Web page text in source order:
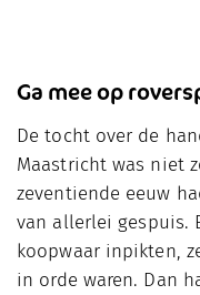
Ga mee op
De tocht over de
Maastricht was niet
zeventiende eeuw
van allerlei gespuis.
koopwaar inpikten,
in orde waren. Dan